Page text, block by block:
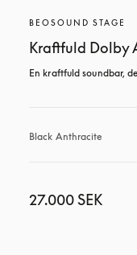
BEOSOUND STAGE
Kraftfuld Dolby
En kraftfuld soundbar,
Black Anthracite
27.000 SEK